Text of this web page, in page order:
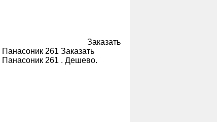
Заказать
Панасоник 261 Заказать
Панасоник 261 . Дешево.